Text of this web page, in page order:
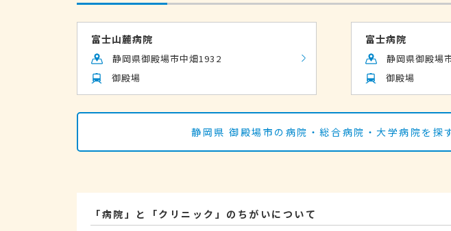
富士山麓病院
静岡県御殿場市中畑1932
御殿場
富士病院
静岡県御殿場
御殿場
静岡県 御殿場市の病院・総合病院・大学病院を探
「病院」と「クリニック」のちがいについて